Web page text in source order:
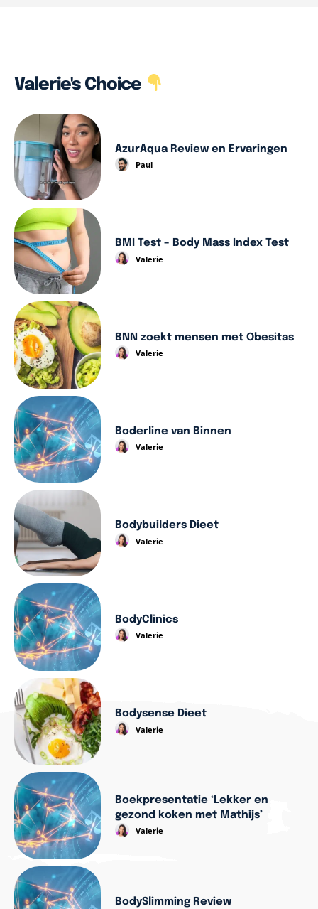
Valerie's Choice
AzurAqua Review en Ervaringen
Paul
BMI Test – Body Mass Index Test
Valerie
BNN zoekt mensen met Obesitas
Valerie
Boderline van Binnen
Valerie
Bodybuilders Dieet
Valerie
BodyClinics
Valerie
Bodysense Dieet
Valerie
Boekpresentatie ‘Lekker en
gezond koken met Mathijs’
Valerie
BodySlimming Review